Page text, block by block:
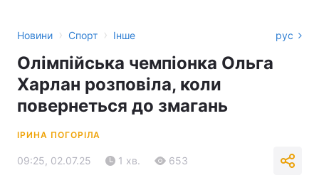
Новини › Спорт › Інше рус
Олімпійська чемпіонка Ольга
Харлан розповіла, коли
повернеться до змагань
ІРИНА ПОГОРІЛА
09:25, 02.07.25 1 хв. 653